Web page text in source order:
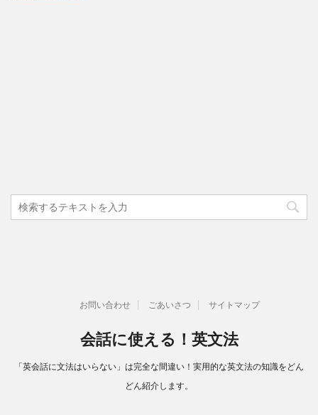
お問い合わせ ごあいさつ サイトマップ
会話に使える！英文法
「英会話に文法はいらない」は完全な間違い！実用的な英文法の知識をどん
どん紹介します。